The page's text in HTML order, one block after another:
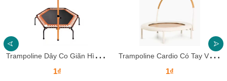
T
rampoline Dây Co Giãn Hình Lục Giác – Tập Luyện Êm Ái, Giảm Áp Lực Khớp
1₫
T
rampoline Cardio Có Tay Vịn – Giải Pháp Tập Luyện Cho Người Bận Rộn
1₫